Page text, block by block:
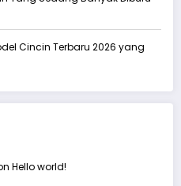
Cincin Terbaru 2026 yang
Hello world!